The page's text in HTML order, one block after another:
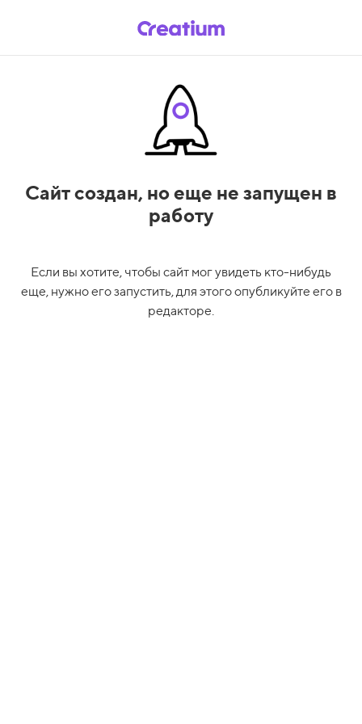
Сайт создан, но еще не запущен в
работу
Если вы хотите, чтобы сайт мог увидеть кто-нибудь
еще, нужно его запустить, для этого опубликуйте его в
редакторе.